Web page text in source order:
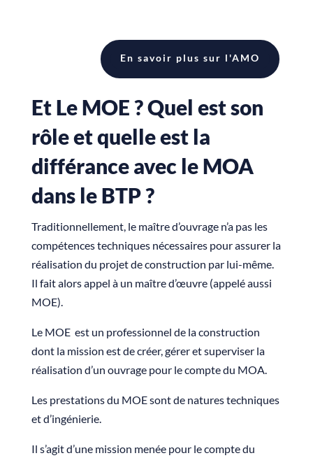
En savoir plus sur l'AMO
Et Le MOE ? Quel est son
rôle et quelle est la
différance avec le MOA
dans le BTP ?
Traditionnellement, le maître d’ouvrage n’a pas les
compétences techniques nécessaires pour assurer la
réalisation du projet de construction par lui-même.
Il fait alors appel à un maître d’œuvre(appelé aussi
MOE).
Le MOE est un professionnel de la construction
dont la mission est de créer, gérer et superviser la
réalisation d’un ouvrage pour le compte du MOA.
Les prestations du MOE sont de natures techniques
et d’ingénierie.
Il s’agit d’une mission menée pour le compte du